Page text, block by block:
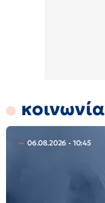
κοινωνία
06.08.2026 - 10:45